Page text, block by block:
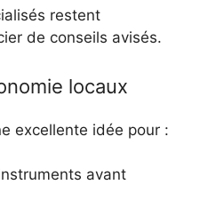
restent
de conseils avisés.
locaux
excellente idée pour :
avant